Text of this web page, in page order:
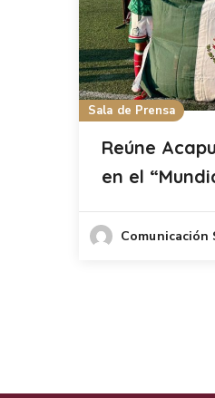
Sala de Prensa
Reúne
en el
Comunicación